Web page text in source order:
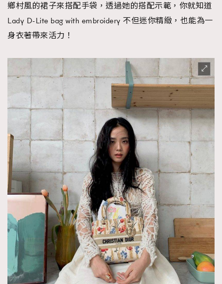
鄉村風的裙子來搭配手袋，透過她的搭配示範，你就知道
Lady D-Lite bag with embroidery 不但迷你精緻，也能為一
身衣著帶來活力！